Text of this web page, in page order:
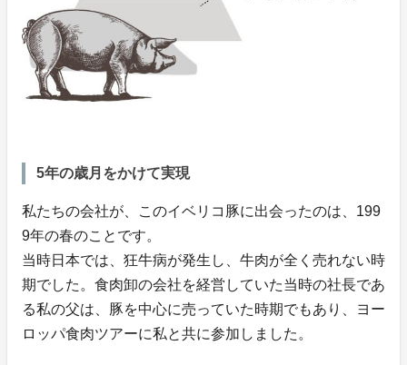
5年の歳月をかけて実現
私たちの会社が、このイベリコ豚に出会ったのは、199
9年の春のことです。
当時日本では、狂牛病が発生し、牛肉が全く売れない時
期でした。食肉卸の会社を経営していた当時の社長であ
る私の父は、豚を中心に売っていた時期でもあり、ヨー
ロッパ食肉ツアーに私と共に参加しました。